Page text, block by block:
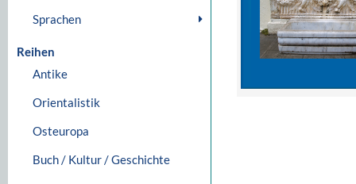
Sprachen
Reihen
Antike
Orientalistik
Osteuropa
Buch / Kultur / Geschichte